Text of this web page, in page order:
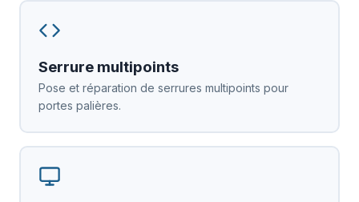
Serrure multipoints
Pose et réparation de serrures multipoints pour
portes palières.